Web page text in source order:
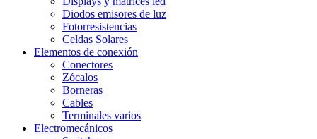
Diodos emisores de luz
Fotorresistencias
Celdas Solares
Elementos de conexión
Conectores
Zócalos
Borneras
Cables
Terminales varios
Electromecánicos